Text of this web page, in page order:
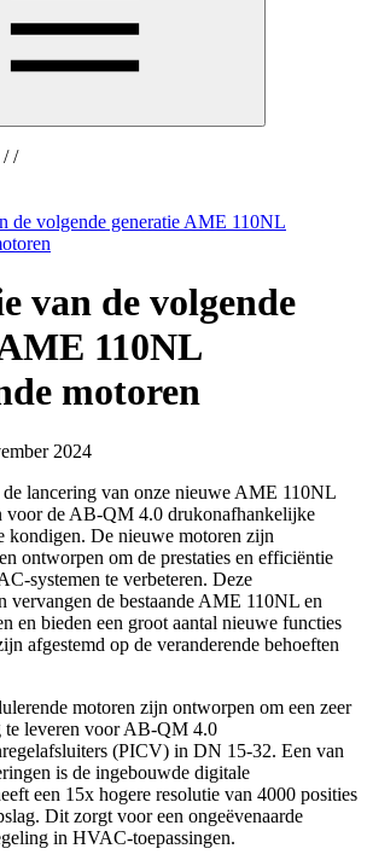
/ /
de volgende generatie AME 110NL
van de volgende
110NL
motoren
2024
lancering van onze nieuwe AME 110NL
voor de AB-QM 4.0 drukonafhankelijke
kondigen. De nieuwe motoren zijn
ontworpen om de prestaties en efficiëntie
systemen te verbeteren. Deze
vervangen de bestaande AME 110NL en
en bieden een groot aantal nieuwe functies
afgestemd op de veranderende behoeften
motoren zijn ontworpen om een zeer
te leveren voor AB-QM 4.0
(PICV) in DN 15-32. Een van
is de ingebouwde digitale
een 15x hogere resolutie van 4000 posities
Dit zorgt voor een ongeëvenaarde
in HVAC-toepassingen.